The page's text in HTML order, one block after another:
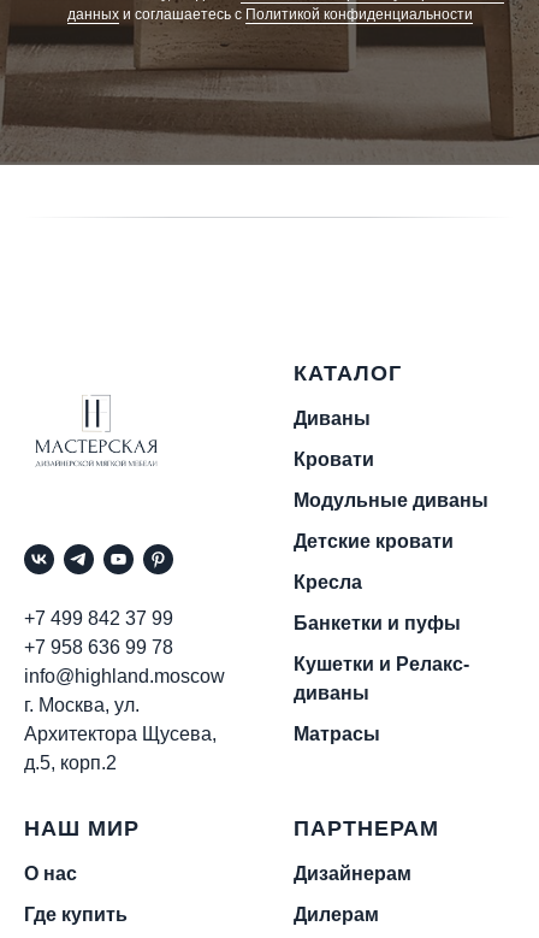
данныхи соглашаетесь c Политикой конфиденциальности
+7 499 842 37 99
+7 958 636 99 78
info@highland.moscow
г. Москва, ул.
Архитектора Щусева,
д.5, корп.2
КАТАЛОГ
Диваны
Кровати
Модульные диваны
Детские кровати
Кресла
Банкетки и пуфы
Кушетки и Релакс-
диваны
Матрасы
НАШ МИР
О нас
Где купить
ПАРТНЕРАМ
Дизайнерам
Дилерам